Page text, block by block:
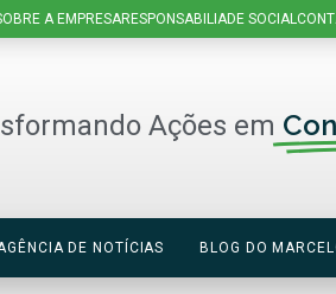
A EMPRESARESPONSABILIADE SOCIAL
Ações em
DE NOTÍCIAS BLOG DO